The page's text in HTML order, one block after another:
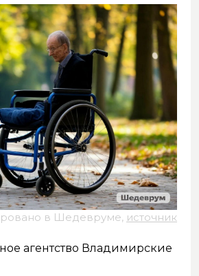
в Шедевруме, источник
агентство Владимирские